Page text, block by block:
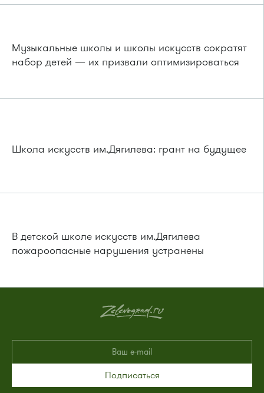
Музыкальные школы и школы искусств сократят
набор детей — их призвали оптимизироваться
Школа искусств им.Дягилева: грант на будущее
В детской школе искусств им.Дягилева
пожароопасные нарушения устранены
Подписаться